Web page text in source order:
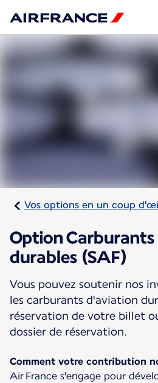
Vos options en un coup
Option
durables (SAF)
Vous pouvez soutenir nos
les carburants d'aviation
réservation de votre billet
dossier de réservation.
Comment votre contribution
Air France s'engage pour